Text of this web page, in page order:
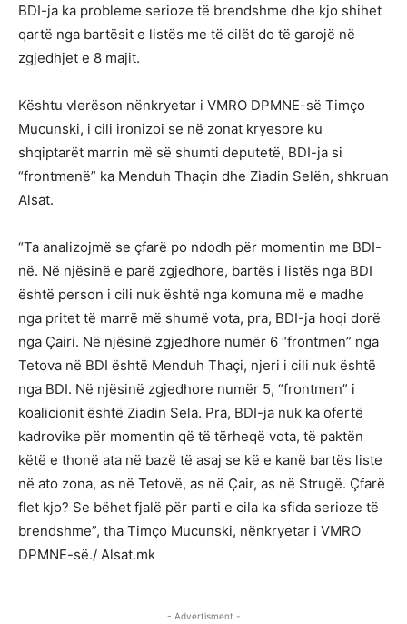
BDI-ja ka probleme serioze të brendshme dhe kjo shihet
qartë nga bartësit e listës me të cilët do të garojë në
zgjedhjet e 8 majit.
Kështu vlerëson nënkryetar i VMRO DPMNE-së Timço
Mucunski, i cili ironizoi se në zonat kryesore ku
shqiptarët marrin më së shumti deputetë, BDI-ja si
“frontmenë” ka Menduh Thaçin dhe Ziadin Selën, shkruan
Alsat.
“Ta analizojmë se çfarë po ndodh për momentin me BDI-
në. Në njësinë e parë zgjedhore, bartës i listës nga BDI
është person i cili nuk është nga komuna më e madhe
nga pritet të marrë më shumë vota, pra, BDI-ja hoqi dorë
nga Çairi. Në njësinë zgjedhore numër 6 “frontmen” nga
Tetova në BDI është Menduh Thaçi, njeri i cili nuk është
nga BDI. Në njësinë zgjedhore numër 5, “frontmen” i
koalicionit është Ziadin Sela. Pra, BDI-ja nuk ka ofertë
kadrovike për momentin që të tërheqë vota, të paktën
këtë e thonë ata në bazë të asaj se kë e kanë bartës liste
në ato zona, as në Tetovë, as në Çair, as në Strugë. Çfarë
flet kjo? Se bëhet fjalë për parti e cila ka sfida serioze të
brendshme”, tha Timço Mucunski, nënkryetar i VMRO
DPMNE-së./ Alsat.mk
- Advertisment -